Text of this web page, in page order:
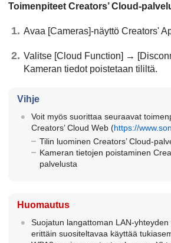
Toimenpiteet Creators’ Cloud-
Avaa [Cameras]-näyttö Creators'
Valitse [Cloud Function] →
Kameran tiedot poistetaan tililtä.
Vihje
Voit myös suorittaa seuraavat
Creators’ Cloud Web (https://
Tilin luominen Creators’ Cloud-
Kameran tietojen poistaminen
palvelusta
Huomautus
Suojatun langattoman LAN-
erittäin suositeltavaa käyttää